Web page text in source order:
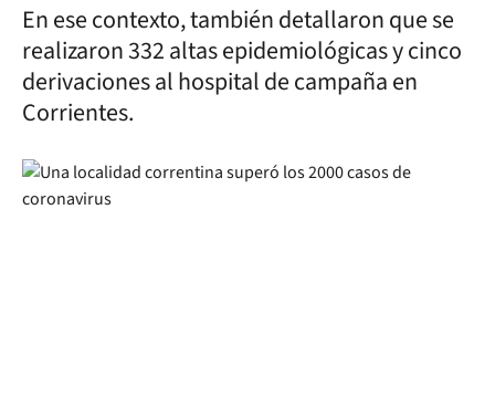
En ese contexto, también detallaron que se
realizaron 332 altas epidemiológicas y cinco
derivaciones al hospital de campaña en
Corrientes.